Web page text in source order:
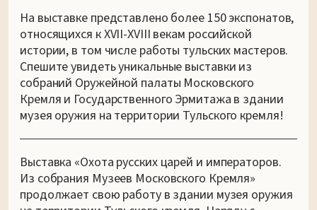
На выставке представлено более 150 экспонатов,
относящихся к XVII-XVIII векам российской
истории, в том числе работы тульских мастеров.
Спешите увидеть уникальные выставки из
собраний Оружейной палаты Московского
Кремля и Государственного Эрмитажа в здании
музея оружия на территории Тульского кремля!
Выставка «Охота русских царей и императоров.
Из собрания Музеев Московского Кремля»
продолжает свою работу в здании музея оружия